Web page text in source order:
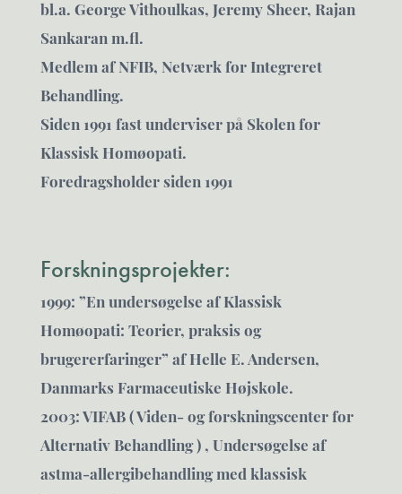
bl.a. George Vithoulkas, Jeremy Sheer, Rajan
Sankaran m.fl.
Medlem af NFIB, Netværk for Integreret
Behandling.
Siden 1991 fast underviser på Skolen for
Klassisk Homøopati.
Foredragsholder siden 1991
Forskningsprojekter:
1999: ”En undersøgelse af Klassisk
Homøopati: Teorier, praksis og
brugererfaringer” af Helle E. Andersen,
Danmarks Farmaceutiske Højskole.
2003: VIFAB ( Viden- og forskningscenter for
Alternativ Behandling ) , Undersøgelse af
astma-allergibehandling med klassisk